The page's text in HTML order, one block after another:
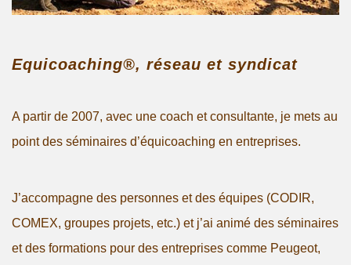
Equicoaching®, réseau et syndicat
A partir de 2007, avec une coach et consultante, je mets au
point des séminaires d’équicoaching en entreprises.
J’accompagne des personnes et des équipes (CODIR,
COMEX, groupes projets, etc.) et j’ai animé des séminaires
et des formations pour des entreprises comme Peugeot,